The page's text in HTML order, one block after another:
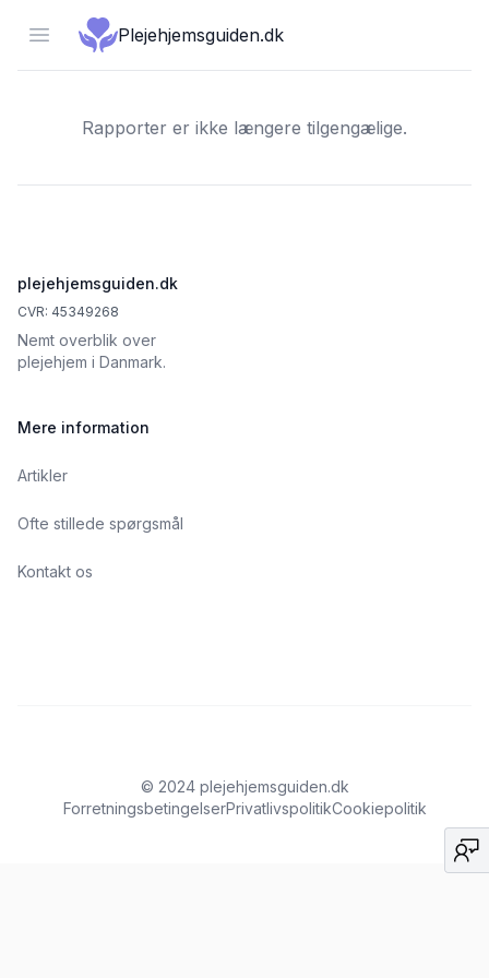
Open menuPlejehjemsguiden.dk
Rapporter er ikke længere tilgengælige.
plejehjemsguiden.dk
CVR: 45349268
Nemt overblik over
plejehjem i Danmark.
Mere information
Artikler
Ofte stillede spørgsmål
Kontakt os
© 2024 plejehjemsguiden.dk
ForretningsbetingelserPrivatlivspolitikCookiepolitik